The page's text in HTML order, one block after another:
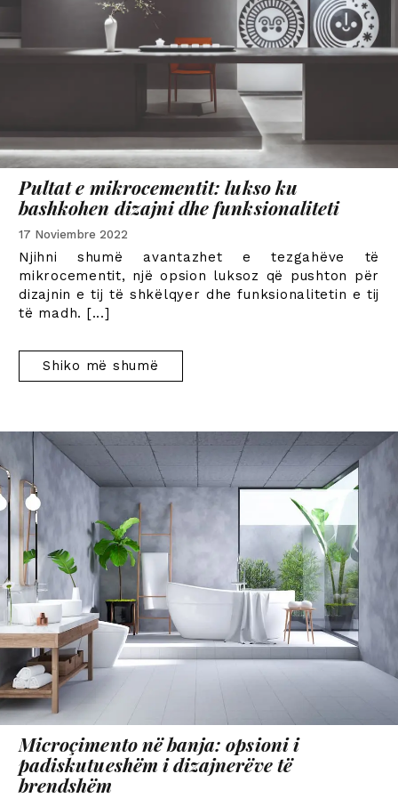
Pultat e mikrocementit: lukso ku
bashkohen dizajni dhe funksionaliteti
17 Noviembre 2022
Njihni shumë avantazhet e tezgahëve të
mikrocementit, një opsion luksoz që pushton për
dizajnin e tij të shkëlqyer dhe funksionalitetin e tij
të madh. [...]
Shiko më shumë
Microçimento në banja: opsioni i
padiskutueshëm i dizajnerëve të
brendshëm